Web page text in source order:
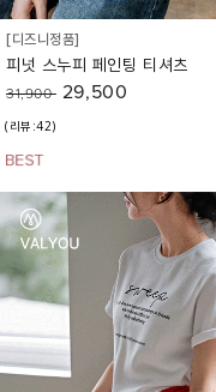
[디즈니정품]
피넛 스누피 페인팅 티셔츠
31,900 29,500
(리뷰:42)